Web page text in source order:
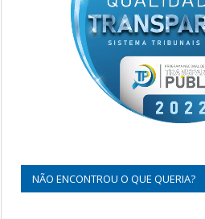
NÃO ENCONTROU O QUE QUERIA?